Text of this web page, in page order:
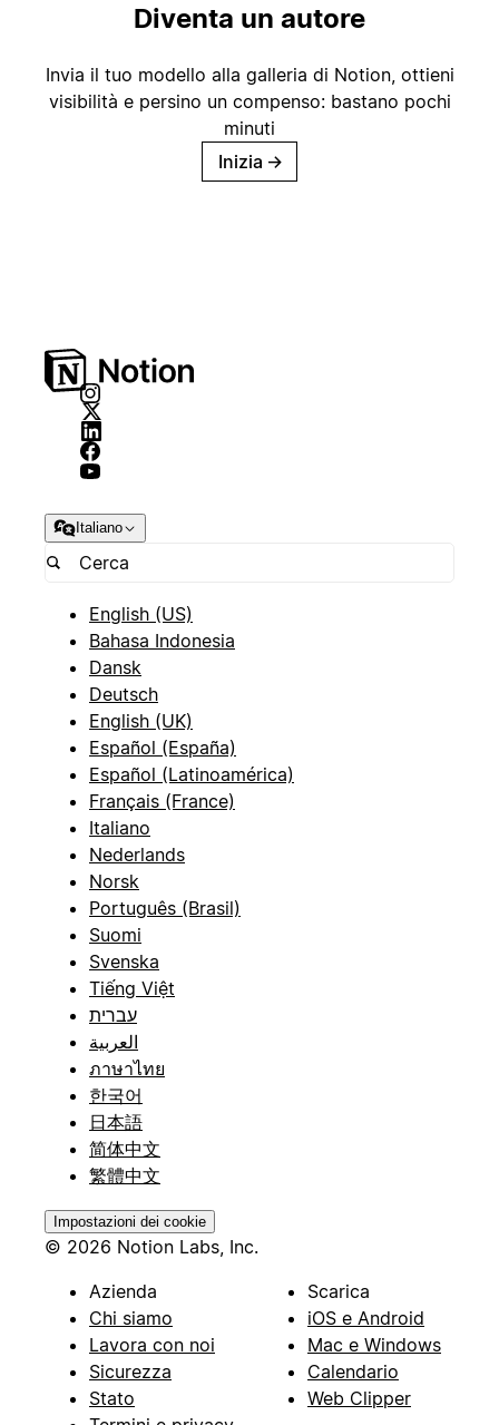
Diventa un autore
Invia il tuo modello alla galleria di Notion, ottieni
visibilità e persino un compenso: bastano pochi
minuti
Inizia →
Italiano
English (US)
Bahasa Indonesia
Dansk
Deutsch
English (UK)
Español (España)
Español (Latinoamérica)
Français (France)
Italiano
Nederlands
Norsk
Português (Brasil)
Suomi
Svenska
Tiếng Việt
עברית
العربية
ภาษาไทย
한국어
日本語
简体中文
繁體中文
Impostazioni dei cookie
© 2026 Notion Labs, Inc.
Azienda
Chi siamo
Lavora con noi
Sicurezza
Stato
Scarica
iOS e Android
Mac e Windows
Calendario
Web Clipper